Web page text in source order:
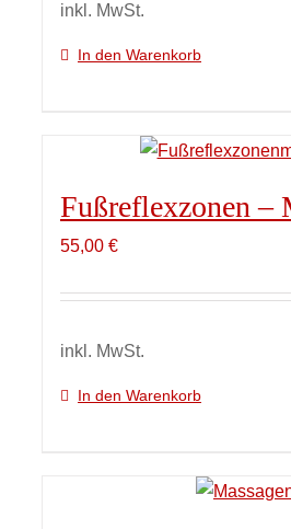
inkl. MwSt.
In den Warenkorb
Fußreflexzonen –
55,00 €
inkl. MwSt.
In den Warenkorb